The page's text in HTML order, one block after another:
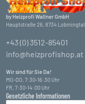
by Heizprofi Wallner GmbH
Hauptstraße 26, 8734 Lobmingtal
+43 (0) 3512-85401
info@heizprofishop.at
Wir sind für Sie Da!
MO-DO, 7:30-16:30 Uhr
FR, 7:30-14:00 Uhr
Gesetzliche Informationen